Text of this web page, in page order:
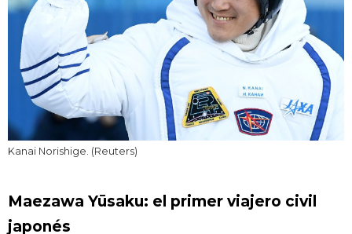
Kanai Norishige. (Reuters)
Maezawa Yūsaku: el primer viajero civil
japonés